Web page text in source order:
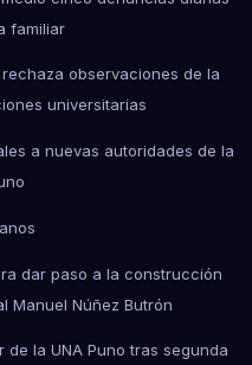
familiar
observaciones de la
universitarias
a nuevas autoridades de la
dar paso a la construcción
Manuel Núñez Butrón
la UNA Puno tras segunda